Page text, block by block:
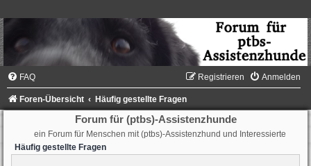
FAQ Anmelden
Registrieren
Foren-Übersicht Häufig gestellte Fragen
Forum für (ptbs)-Assistenzhunde
ein Forum für Menschen mit (ptbs)-Assistenzhund und Interessierte
Häufig gestellte Fragen